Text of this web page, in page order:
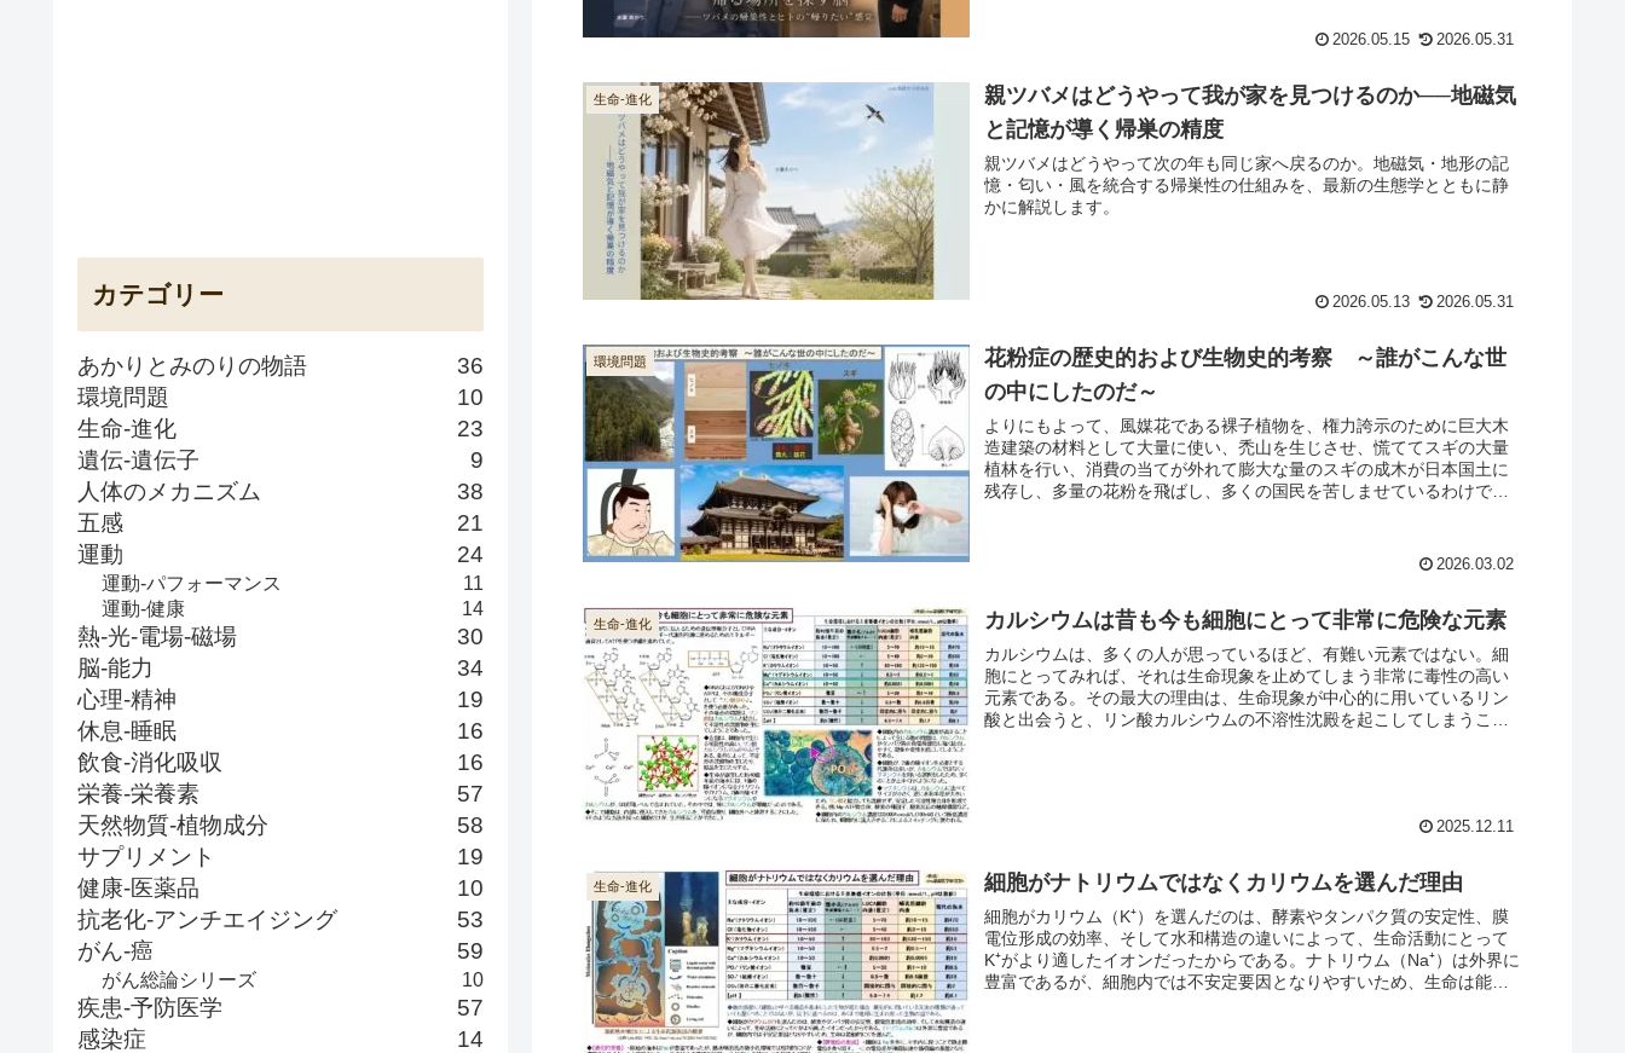
2026.05.15 2026.05.31
生命-進化
親ツバメはどうやって我が家を見つけるのか──地磁気
と記憶が導く帰巣の精度
親ツバメはどうやって次の年も同じ家へ戻るのか。地磁気・地形の記
憶・匂い・風を統合する帰巣性の仕組みを、最新の生態学とともに静
かに解説します。
2026.05.13 2026.05.31
環境問題
花粉症の歴史的および生物史的考察 ～誰がこんな世
の中にしたのだ～
よりにもよって、風媒花である裸子植物を、権力誇示のために巨大木
造建築の材料として大量に使い、禿山を生じさせ、慌ててスギの大量
植林を行い、消費の当てが外れて膨大な量のスギの成木が日本国土に
残存し、多量の花粉を飛ばし、多くの国民を苦しませているわけであ
2026.03.02
生命-進化 カルシウムは昔も今も細胞にとって非常に危険な元素
カルシウムは、多くの人が思っているほど、有難い元素ではない。細
胞にとってみれば、それは生命現象を止めてしまう非常に毒性の高い
元素である。その最大の理由は、生命現象が中心的に用いているリン
酸と出会うと、リン酸カルシウムの不溶性沈殿を起こしてしまうこと
2025.12.11
生命-進化 細胞がナトリウムではなくカリウムを選んだ理由
細胞がカリウム（K⁺）を選んだのは、酵素やタンパク質の安定性、膜
電位形成の効率、そして水和構造の違いによって、生命活動にとって
K⁺がより適したイオンだったからである。ナトリウム（Na⁺）は外界に
豊富であるが、細胞内では不安定要因となりやすいため、生命は能動
カテゴリー
あかりとみのりの物語
36
環境問題
10
生命-進化
23
遺伝-遺伝子
9
人体のメカニズム
38
五感
21
運動
24
運動-パフォーマンス
11
運動-健康
14
熱-光-電場-磁場
30
脳-能力
34
心理-精神
19
休息-睡眠
16
飲食-消化吸収
16
栄養-栄養素
57
天然物質-植物成分
58
サプリメント
19
健康-医薬品
10
抗老化-アンチエイジング
53
がん-癌
59
がん総論シリーズ 10
疾患-予防医学
57
感染症
14